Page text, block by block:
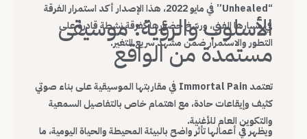
“Unhealed” في مايو 2022، هذا الإصدار أكد استمرار الفرقة
في مسارها الفني، ورسّخ حضورها كفرقة نشطة قادرة على
التطور والاستمرار ضمن مشهد سريع التغير.
الأسلوب والرؤية: موسيقى
مستمدة من الواقع
تعتمد Immortal Pain في مقاربتها الموسيقية على بناء صوتي
كثيف وإيقاعات حادة، مع اهتمام خاص بالتفاصيل السمعية
والتكوين العام للأغنية.
ويظهر في أعمالها تأثر واضح بالبيئة المحيطة والحياة اليومية، ما